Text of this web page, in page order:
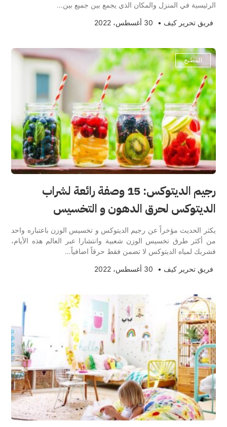
الرئيسية في المنزل والمكان الذي يجمع بين جميع بين…
فريق تحرير كيف • 30 أغسطس، 2022
المطبخ
رجيم الديتوكس: 15 وصفة رائعة لشراب
الديتوكس لحرق الدهون و التخسيس
يكثر الحديث مؤخراً عن رجيم الديتوكس و تخسيس الوزن باعتباره واحد
من أكثر طرق تخسيس الوزن شعبية وانتشارا عبر العالم هذه الأيام،
فشربك لمياه الديتوكس لا تضمن فقط حرقاً اضافياً…
فريق تحرير كيف • 30 أغسطس، 2022
ديكور